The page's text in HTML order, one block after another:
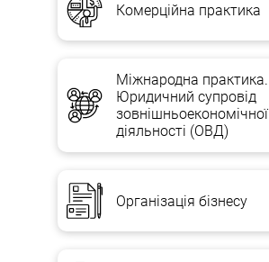
Комерційна практика
Міжнародна практика.
Юридичний супровід
зовнішньоекономічної
діяльності (ОВД)
Організація бізнесу